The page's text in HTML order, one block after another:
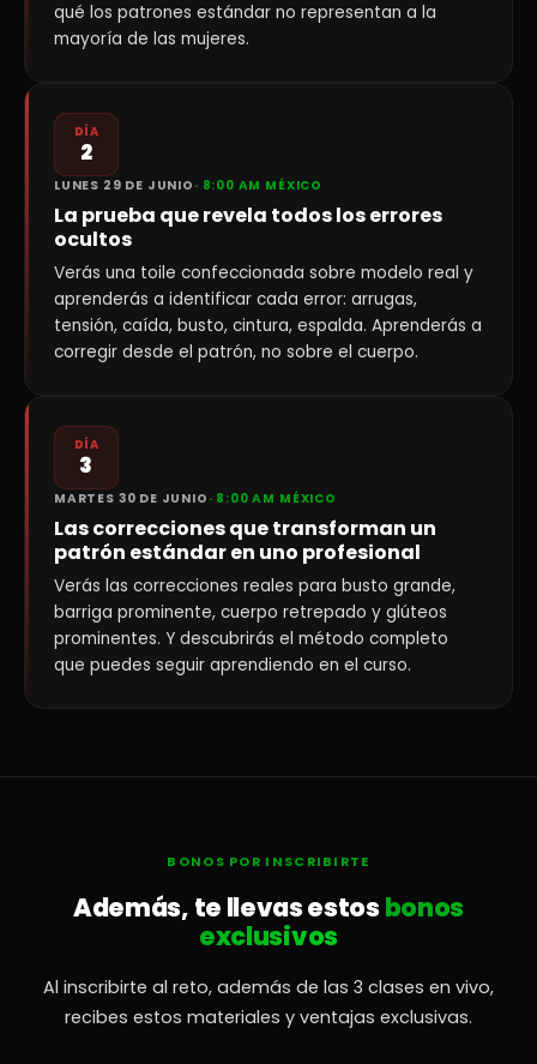
qué los patrones estándar no representan a la
mayoría de las mujeres.
DÍA
2
LUNES 29 DE JUNIO · 8:00 AM MÉXICO
La prueba que revela todos los errores
ocultos
Verás una toile confeccionada sobre modelo real y
aprenderás a identificar cada error: arrugas,
tensión, caída, busto, cintura, espalda. Aprenderás a
corregir desde el patrón, no sobre el cuerpo.
DÍA
3
MARTES 30 DE JUNIO · 8:00 AM MÉXICO
Las correcciones que transforman un
patrón estándar en uno profesional
Verás las correcciones reales para busto grande,
barriga prominente, cuerpo retrepado y glúteos
prominentes. Y descubrirás el método completo
que puedes seguir aprendiendo en el curso.
BONOS POR INSCRIBIRTE
Además, te llevas estosbonos
exclusivos
Al inscribirte al reto, además de las 3 clases en vivo,
recibes estos materiales y ventajas exclusivas.